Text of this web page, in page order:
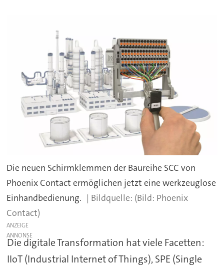
Die neuen Schirmklemmen der Baureihe SCC von
Phoenix Contact ermöglichen jetzt eine werkzeuglose
Einhandbedienung.
(Bild: Phoenix
Contact)
ANZEIGE
Die digitale Transformation hat viele Facetten:
IIoT (Industrial Internet of Things), SPE (Single